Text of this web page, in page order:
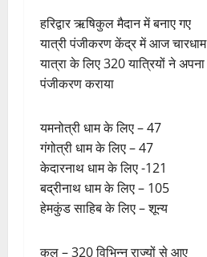
हरिद्वार ऋषिकुल मैदान में बनाए गए
यात्री पंजीकरण केंद्र में आज चारधाम
यात्रा के लिए 320 यात्रियों ने अपना
पंजीकरण कराया
यमनोत्री धाम के लिए – 47
गंगोत्री धाम के लिए – 47
केदारनाथ धाम के लिए -121
बद्रीनाथ धाम के लिए – 105
हेमकुंड साहिब के लिए – शून्य
कुल – 320 विभिन्न राज्यों से आए